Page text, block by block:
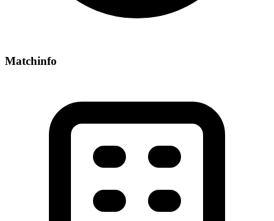
Matchinfo